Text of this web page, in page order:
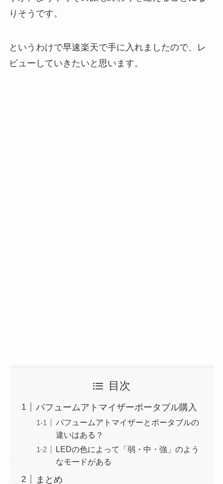
りそうです。
というわけで早速楽天で手に入れましたので、レ
ビューしていきたいと思います。
目次
パフュームアトマイザーポータブル購入
パフュームアトマイザーとポータブルの
違いはある？
LEDの色によって「弱・中・強」のよう
なモードがある
まとめ